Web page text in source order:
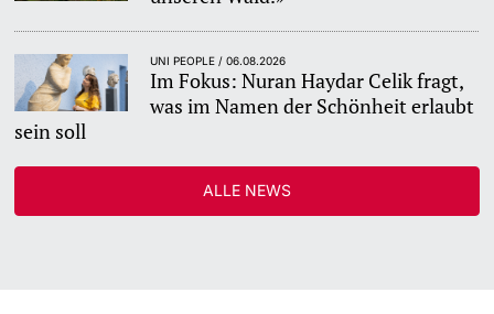
UNI PEOPLE / 06.08.2026
Im Fokus: Nuran Haydar Celik fragt,
was im Namen der Schönheit erlaubt
sein soll
ALLE NEWS